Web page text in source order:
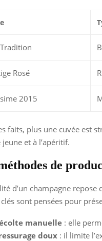
Rosé
2015
faits, plus une cuvée est
et à l’apéritif.
de
d’un champagne repose
sont pensées pour
manuelle : elle
doux : il limite